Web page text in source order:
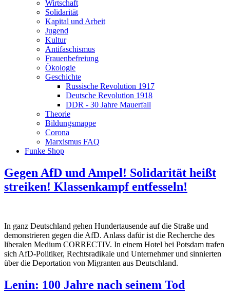
Wirtschaft
Solidarität
Kapital und Arbeit
Jugend
Kultur
Antifaschismus
Frauenbefreiung
Ökologie
Geschichte
Russische Revolution 1917
Deutsche Revolution 1918
DDR - 30 Jahre Mauerfall
Theorie
Bildungsmappe
Corona
Marxismus FAQ
Funke Shop
Gegen AfD und Ampel! Solidarität heißt
streiken! Klassenkampf entfesseln!
In ganz Deutschland gehen Hundertausende auf die Straße und
demonstrieren gegen die AfD. Anlass dafür ist die Recherche des
liberalen Medium CORRECTIV. In einem Hotel bei Potsdam trafen
sich AfD-Politiker, Rechtsradikale und Unternehmer und sinnierten
über die Deportation von Migranten aus Deutschland.
Lenin: 100 Jahre nach seinem Tod